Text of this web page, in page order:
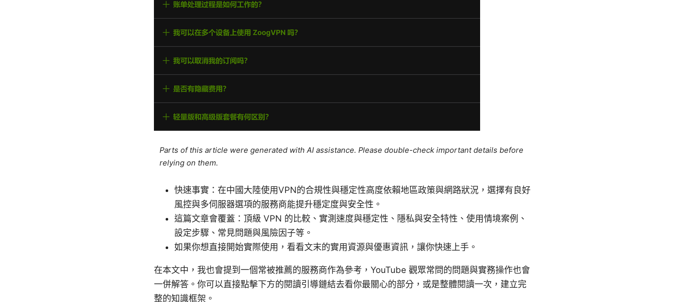
Parts of this article were generated with AI assistance. Please double-check important details before
relying on them.
快速事實：在中國大陸使用VPN的合規性與穩定性高度依賴地區政策與網路狀況，選擇有良好
風控與多伺服器選項的服務商能提升穩定度與安全性。
這篇文章會覆蓋：頂級 VPN 的比較、實測速度與穩定性、隱私與安全特性、使用情境案例、
設定步驟、常見問題與風險因子等。
如果你想直接開始實際使用，看看文末的實用資源與優惠資訊，讓你快速上手。
在本文中，我也會提到一個常被推薦的服務商作為參考，YouTube 觀眾常問的問題與實務操作也會
一併解答。你可以直接點擊下方的閱讀引導鏈結去看你最關心的部分，或是整體閱讀一次，建立完
整的知識框架。